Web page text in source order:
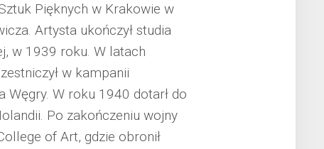
Pięknych w Krakowie w
Artysta ukończył studia
w 1939 roku. W latach
w kampanii
Węgry. W roku 1940 dotarł do
Po zakończeniu wojny
of Art, gdzie obronił